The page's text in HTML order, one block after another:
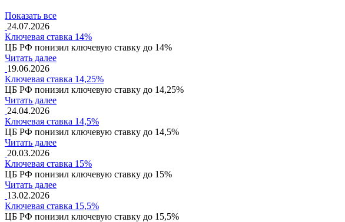
Показать все
24.07.2026
Ключевая ставка 14%
ЦБ РФ понизил ключевую ставку до 14%
Читать далее
19.06.2026
Ключевая ставка 14,25%
ЦБ РФ понизил ключевую ставку до 14,25%
Читать далее
24.04.2026
Ключевая ставка 14,5%
ЦБ РФ понизил ключевую ставку до 14,5%
Читать далее
20.03.2026
Ключевая ставка 15%
ЦБ РФ понизил ключевую ставку до 15%
Читать далее
13.02.2026
Ключевая ставка 15,5%
ЦБ РФ понизил ключевую ставку до 15,5%